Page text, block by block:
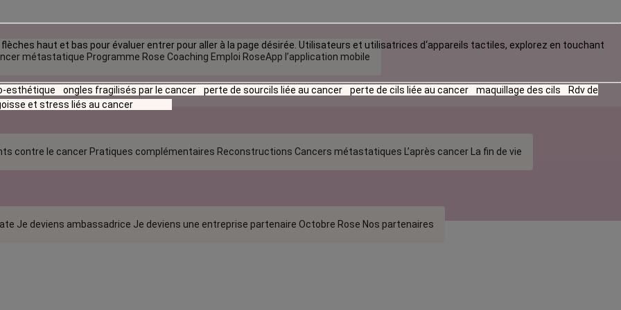
métastatique Programme Rose Coaching Emploi RoseApp l’application mobile
contre le cancer Pratiques complémentaires Reconstructions Cancers métastatiques L’après cancer La fin de vie
Je deviens ambassadrice Je deviens une entreprise partenaire Octobre Rose Nos partenaires
haut et bas pour évaluer entrer pour aller à la page désirée. Utilisateurs et utilisatrices d‘appareils tactiles, explorez en touchant
esthétique ongles fragilisés par le cancer perte de sourcils liée au cancer perte de cils liée au cancer maquillage des cils
Rdv de
et stress liés au cancer